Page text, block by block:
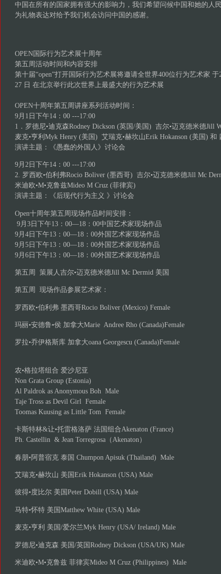
中国在所有的国家拥有强大的影响力，我们希望问候中国和她的人
为礼物表达对给予我们机会访问中国的感谢。
OPEN国际行为艺术展十周年
第五周活动时间和内容安排
第十届“open”打开国际行为艺术展将邀请全世界400位行为艺术家 于
27 日 在北京举行此次世界上最盛大的行为艺术展
OPEN十周年第五周讲座系列活动时间：
9月1日下午14：00 ---17:00
1．罗德尼•迪克森Rodney Dickson (英国/美国) 吉尔•迈克德米德Jill
麦克•亨利Myk Henry (美国) 艾瑞克•赫坎山Erik Hokanson (美国) 和
演讲主题：《愚蠢的外国人》讨论会
9月2日下午14：00 ---17:00
2. 罗西欧•伯利弗Rocio Boliver (墨西哥) 吉尔•迈克德米德Jill Mc
米迪欧•M•克鲁兹Mideo M Cruz (菲律宾)
演讲主题：《后现代行为主义 》讨论会
Open十周年第五周现场作品时间安排：
9月3日下午13：00—18：00中国艺术家现场作品
9月4日下午13：00—18：00外国艺术家现场作品
9月5日下午13：00—18：00外国艺术家现场作品
9月6日下午13：00—18：00外国艺术家现场作品
第五周 策展人吉尔•迈克德米德Jill Mc Dermid 美国
第五周 现场作品参展艺术家：
罗西欧•伯利弗 墨西哥Rocio Boliver (Mexico) Female
玛丽•安德鲁•侯 加拿大Marie Andree Rho (Canada)Female
罗拉•乔伊格斯库 加拿大oana Georgescu (Canada)Female
农•格拉塔组合 爱沙尼亚
Non Grata Group (Estonia)
Al Paldrok as Anonymous Boh Male
Taje Tross as Devil Girl Female
Toomas Kuusing as Little Tom Female
卡斯特林&让•托雷格洛萨 法国组合Akenaton (France)
Ph. Castellin & Jean Torregrosa（Akenaton）
春朋•阿普宿克 泰国 Chumpon Apisuk (Thailand) Male
艾瑞克•赫坎山 美国Erik Hokanson (USA) Male
彼得•度比尔 美国Peter Dobill (USA) Male
马特•怀特 美国Matthew White (USA) Male
麦克•亨利 美国/爱尔兰Myk Henry (USA/ Ireland) Male
罗德尼•迪克森 美国/英国Rodney Dickson (USA/UK) Male
米迪欧•M•克鲁兹 菲律宾Mideo M Cruz (Philippines) Male